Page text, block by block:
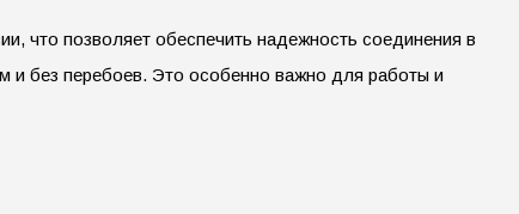
что позволяет обеспечить надежность соединения в
и без перебоев. Это особенно важно для работы и